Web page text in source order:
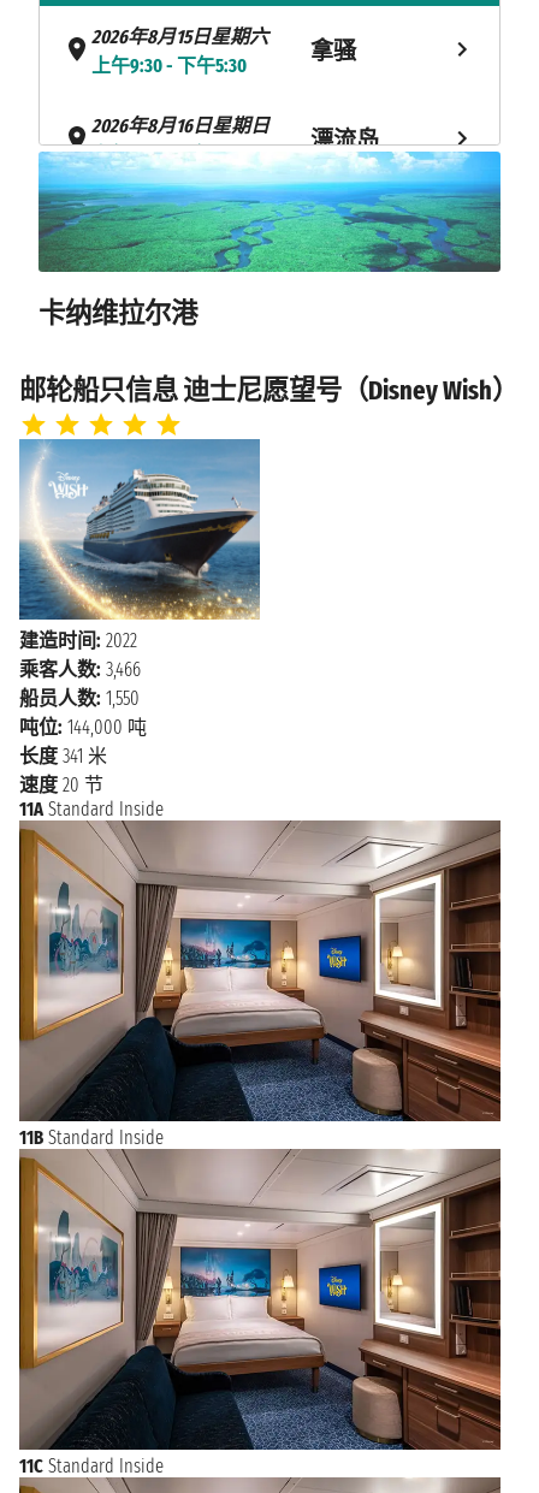
2026年8月15日星期六
上午9:30 - 下午5:30
拿骚
2026年8月16日星期日
上午7:30 - 下午4:00
漂流岛
2026年8月17日星期一
上午7:30
卡纳维拉尔
港
卡纳维拉尔港
邮轮船只信息 迪士尼愿望号（Disney Wish）
建造时间: 2022
乘客人数: 3,466
船员人数: 1,550
吨位: 144,000 吨
长度 341 米
速度 20 节
11A Standard Inside
11B Standard Inside
11C Standard Inside